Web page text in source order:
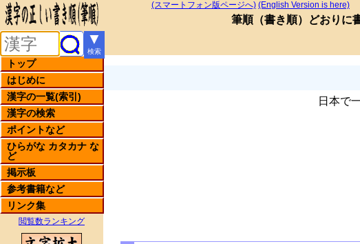
(スマートフォン版ページへ) (English Version is here)
筆順（書き順）どおりに
▼
検索
トップ
はじめに
漢字の一覧(索引)
漢字の検索
ポイントなど
ひらがな カタカナ な
ど
掲示板
参考書籍など
リンク集
閲覧数ランキング
日本で